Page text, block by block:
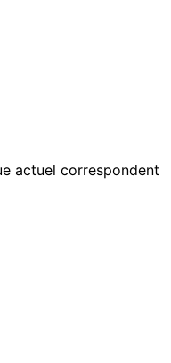
actuel correspondent